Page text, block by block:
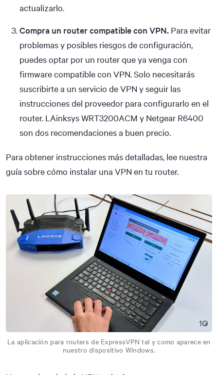
actualizarlo.
Compra un router compatible con VPN. Para evitar
problemas y posibles riesgos de configuración,
puedes optar por un router que ya venga con
firmware compatible con VPN. Solo necesitarás
suscribirte a un servicio de VPN y seguir las
instrucciones del proveedor para configurarlo en el
router. LAinksys WRT3200ACM y Netgear R6400
son dos recomendaciones a buen precio.
Para obtener instrucciones más detalladas, lee nuestra
guía sobre cómo instalar una VPN en tu router.
La aplicación para routers de ExpressVPN tal y como aparece en
nuestro dispositivo Windows.